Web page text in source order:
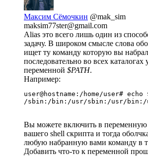
Максим Сёмочкин @mak_sim
maksim77ster@gmail.com
Alias это всего лишь один из
задачу. В широком смысле слова
ищет ту команду которую вы
последовательно во всех каталогах
переменной $PATH.
Например:
user@hostname:/home/user# echo
/sbin:/bin:/usr/sbin:/usr/
Вы можете включить в переменную
вашего shell скрипта и тогда
любую набранную вами команду в
Добавить что-то к переменной